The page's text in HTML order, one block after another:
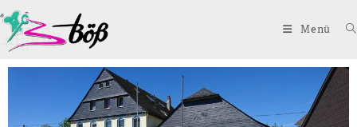
springen
Menü